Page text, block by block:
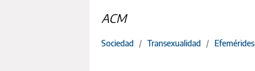
ACM
Sociedad / Transexualidad / Efemérides